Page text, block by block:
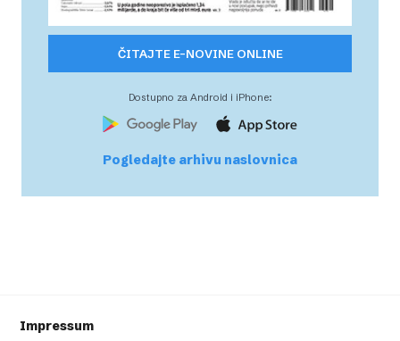
ČITAJTE E-NOVINE ONLINE
Dostupno za Android i iPhone:
Pogledajte arhivu naslovnica
Impressum